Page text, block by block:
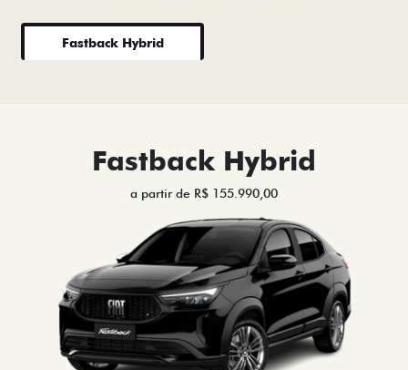
Fastback Hybrid
Fastback Hybrid
a partir de R$ 155.990,00